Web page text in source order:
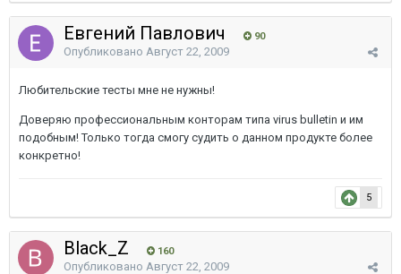
Евгений Павлович 90
Опубликовано Август 22, 2009
Любительские тесты мне не нужны!
Доверяю профессиональным конторам типа virus bulletin и им
подобным! Только тогда смогу судить о данном продукте более
конкретно!
5
Black_Z 160
Опубликовано Август 22, 2009